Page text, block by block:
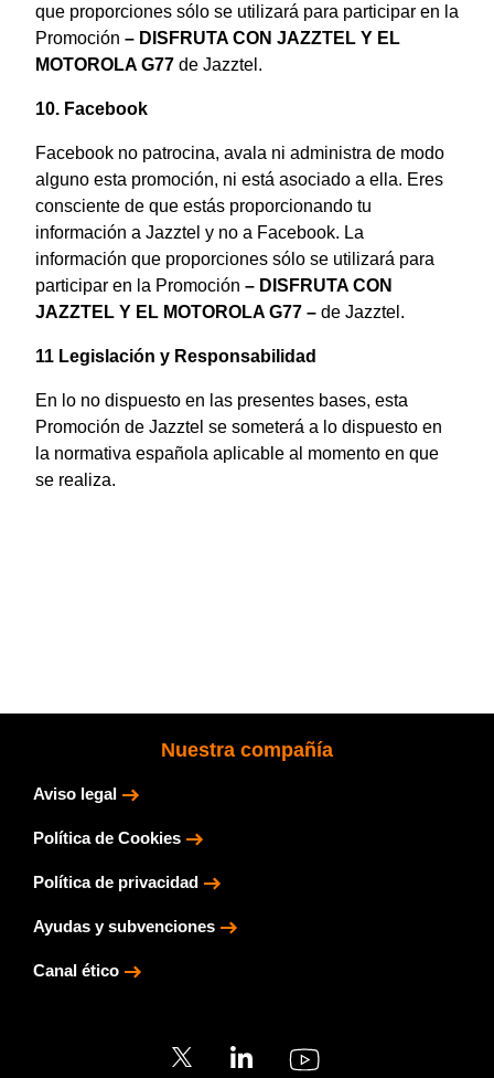
que proporciones sólo se utilizará para participar en la
Promoción – DISFRUTA CON JAZZTEL Y EL
MOTOROLA G77 de Jazztel.
10. Facebook
Facebook no patrocina, avala ni administra de modo
alguno esta promoción, ni está asociado a ella. Eres
consciente de que estás proporcionando tu
información a Jazztel y no a Facebook. La
información que proporciones sólo se utilizará para
participar en la Promoción – DISFRUTA CON
JAZZTEL Y EL MOTOROLA G77 – de Jazztel.
11 Legislación y Responsabilidad
En lo no dispuesto en las presentes bases, esta
Promoción de Jazztel se someterá a lo dispuesto en
la normativa española aplicable al momento en que
se realiza.
Nuestra compañía
Aviso legal
Política de Cookies
Política de privacidad
Ayudas y subvenciones
Canal ético